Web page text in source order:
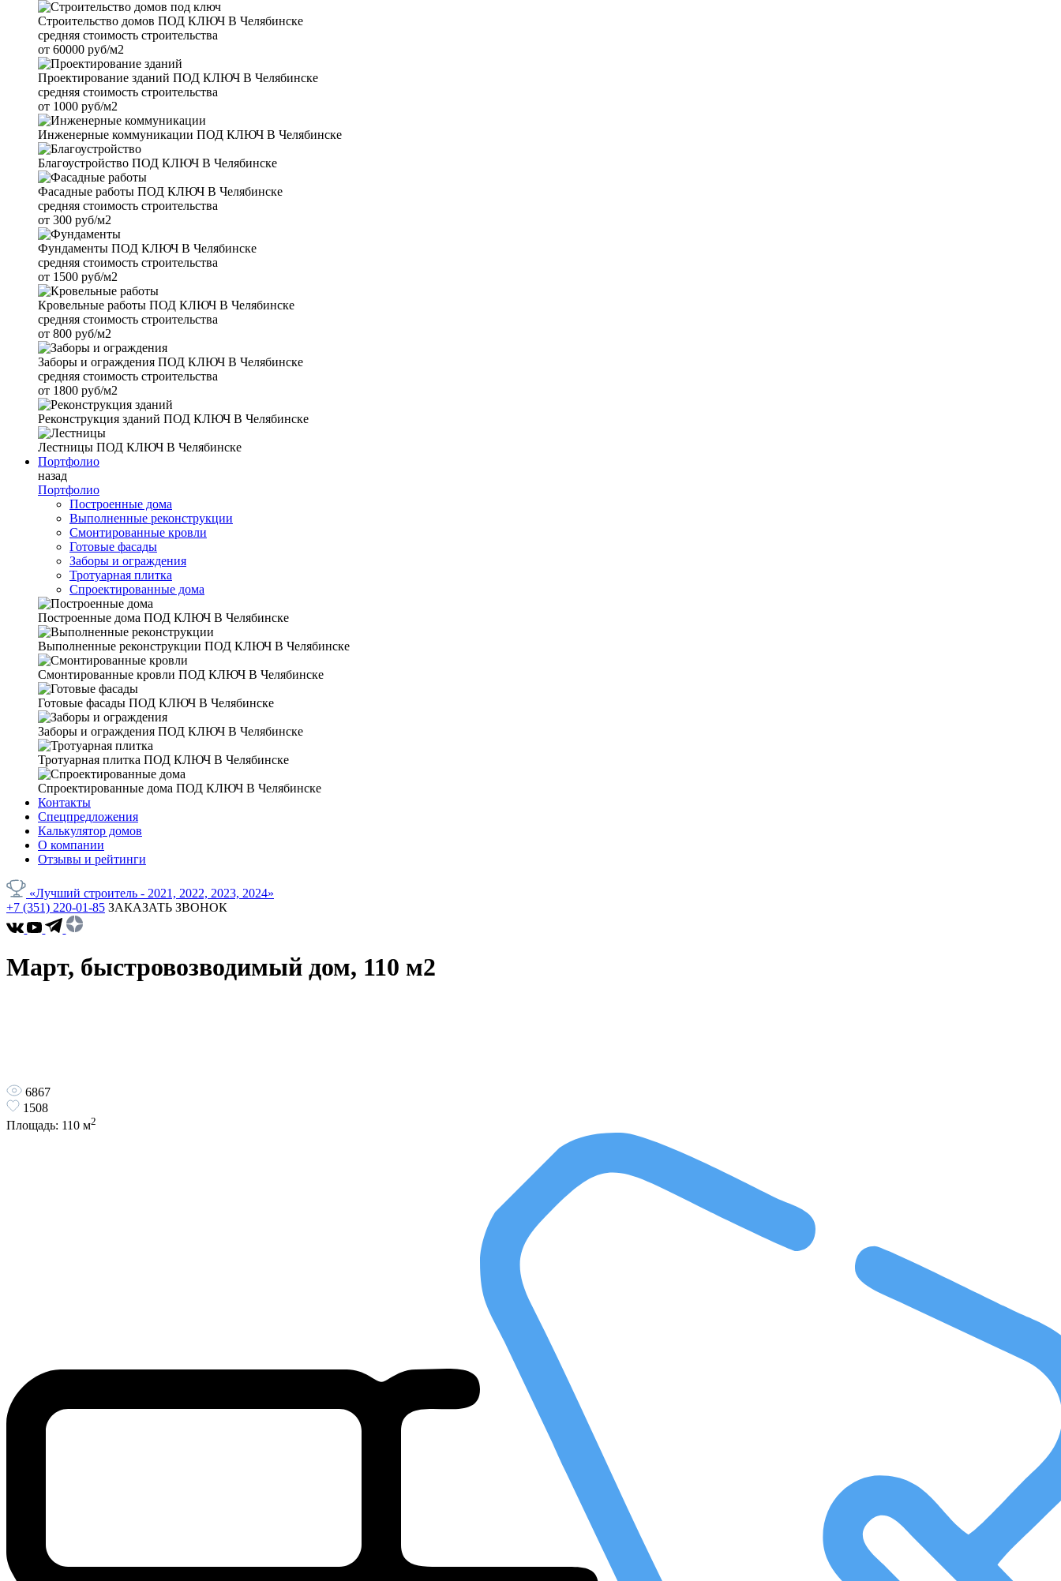
Строительство домов ПОД КЛЮЧ В Челябинске
средняя стоимость строительства
от 60000 руб/м2
Проектирование зданий ПОД КЛЮЧ В Челябинске
средняя стоимость строительства
от 1000 руб/м2
Инженерные коммуникации ПОД КЛЮЧ В Челябинске
Благоустройство ПОД КЛЮЧ В Челябинске
Фасадные работы ПОД КЛЮЧ В Челябинске
средняя стоимость строительства
от 300 руб/м2
Фундаменты ПОД КЛЮЧ В Челябинске
средняя стоимость строительства
от 1500 руб/м2
Кровельные работы ПОД КЛЮЧ В Челябинске
средняя стоимость строительства
от 800 руб/м2
Заборы и ограждения ПОД КЛЮЧ В Челябинске
средняя стоимость строительства
от 1800 руб/м2
Реконструкция зданий ПОД КЛЮЧ В Челябинске
Лестницы ПОД КЛЮЧ В Челябинске
Портфолио
назад
Портфолио
Построенные дома
Выполненные реконструкции
Смонтированные кровли
Готовые фасады
Заборы и ограждения
Тротуарная плитка
Спроектированные дома
Построенные дома ПОД КЛЮЧ В Челябинске
Выполненные реконструкции ПОД КЛЮЧ В Челябинске
Смонтированные кровли ПОД КЛЮЧ В Челябинске
Готовые фасады ПОД КЛЮЧ В Челябинске
Заборы и ограждения ПОД КЛЮЧ В Челябинске
Тротуарная плитка ПОД КЛЮЧ В Челябинске
Спроектированные дома ПОД КЛЮЧ В Челябинске
Контакты
Спецпредложения
Калькулятор домов
О компании
Отзывы и рейтинги
«Лучший строитель - 2021, 2022, 2023, 2024»
+7 (351) 220-01-85 ЗАКАЗАТЬ ЗВОНОК
Март, быстровозводимый дом, 110 м2
6867
1508
Площадь: 110 м2